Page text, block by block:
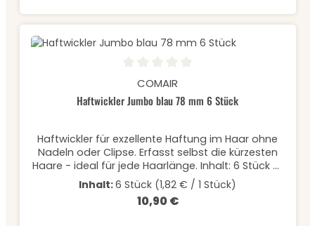
Durchschnittliche Bewertung von 0 von 5 Sternen
COMAIR
Haftwickler Jumbo blau 78 mm 6 Stück
Haftwickler für exzellente Haftung im Haar ohne
Nadeln oder Clipse. Erfasst selbst die kürzesten
Haare - ideal für jede Haarlänge. Inhalt: 6 Stück à
Ø 78 mm
Inhalt:6 Stück (1,82 € / 1 Stück)
Regulärer Preis:
10,90 €